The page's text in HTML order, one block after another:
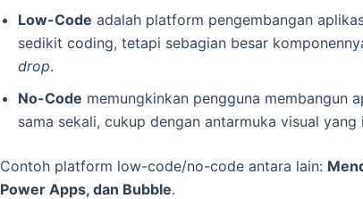
Low-Code adalah platform pengembangan
sedikit coding, tetapi sebagian besar
drop.
No-Code memungkinkan pengguna membangun
sama sekali, cukup dengan antarmuka visual yang
Contoh platform low-code/no-code antara lain:
Power Apps, dan Bubble.